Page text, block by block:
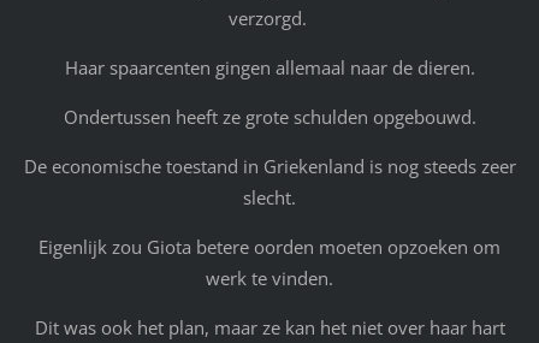
verzorgd.
Haar spaarcenten gingen allemaal naar de dieren.
Ondertussen heeft ze grote schulden opgebouwd.
De economische toestand in Griekenland is nog steeds zeer
slecht.
Eigenlijk zou Giota betere oorden moeten opzoeken om
werk te vinden.
Dit was ook het plan, maar ze kan het niet over haar hart